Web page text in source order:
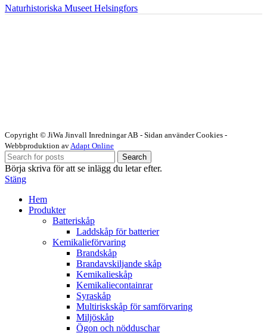
Naturhistoriska Museet Helsingfors
Copyright © JiWa Jinvall Inredningar AB - Sidan använder Cookies -
Webbproduktion avAdapt Online
Search
Börja skriva för att se inlägg du letar efter.
Stäng
Hem
Produkter
Batteriskåp
Laddskåp för batterier
Kemikalieförvaring
Brandskåp
Brandavskiljande skåp
Kemikalieskåp
Kemikaliecontainrar
Syraskåp
Multiriskskåp för samförvaring
Miljöskåp
Ögon och nödduschar